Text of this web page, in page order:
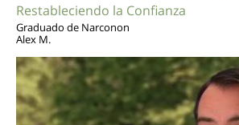
Restableciendo la Confianza
Graduado de Narconon
Alex M.